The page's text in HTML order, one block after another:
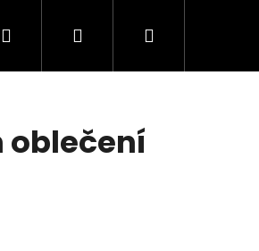
Hledat PřihlášeníNákupní
oblečení